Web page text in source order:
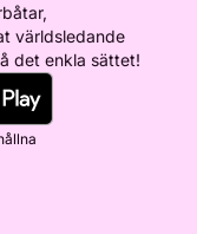
världsledande
det enkla sättet!